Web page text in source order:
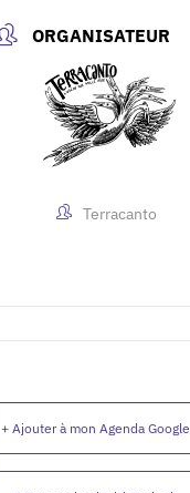
ORGANISATEUR
Terracanto
+ Ajouter à mon Agenda Google